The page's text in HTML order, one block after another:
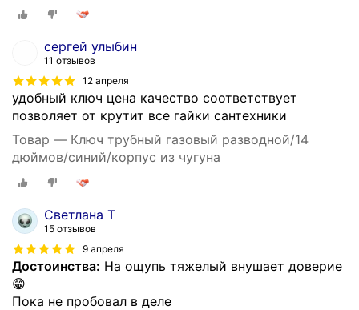
сергей улыбин
11 отзывов
12 апреля
удобный ключ цена качество соответствует
позволяет от крутит все гайки сантехники
Товар — Ключ трубный газовый разводной/14
дюймов/синий/корпус из чугуна
Светлана Т
15 отзывов
9 апреля
Достоинства: На ощупь тяжелый внушает доверие
😁
Пока не пробовал в деле